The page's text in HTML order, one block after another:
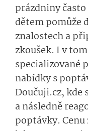
prázdniny
dětem pomůže
znalostech a
zkoušek. I v
specializované
nabídky s
Doučuji.cz,
a následně
poptávky.